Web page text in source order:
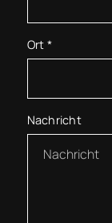
Ort *
Nachricht